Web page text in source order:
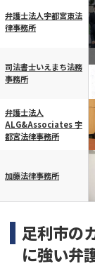
横スクロール可能
弁護士法人宇都宮東法
律事務所
司法書士いえまち法務
事務所
弁護士法人
ALG&Associates 宇
都宮法律事務所
加藤法律事務所
足利市の
に強い弁